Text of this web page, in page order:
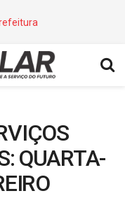
QUARTA-